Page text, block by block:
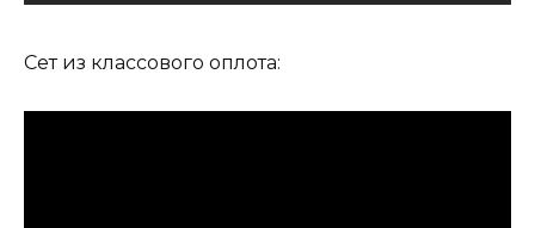
Сет из классового оплота: